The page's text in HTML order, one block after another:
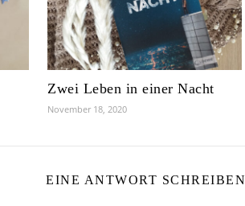
Zwei Leben in einer Nacht
November 18, 2020
EINE ANTWORT SCHREIBEN